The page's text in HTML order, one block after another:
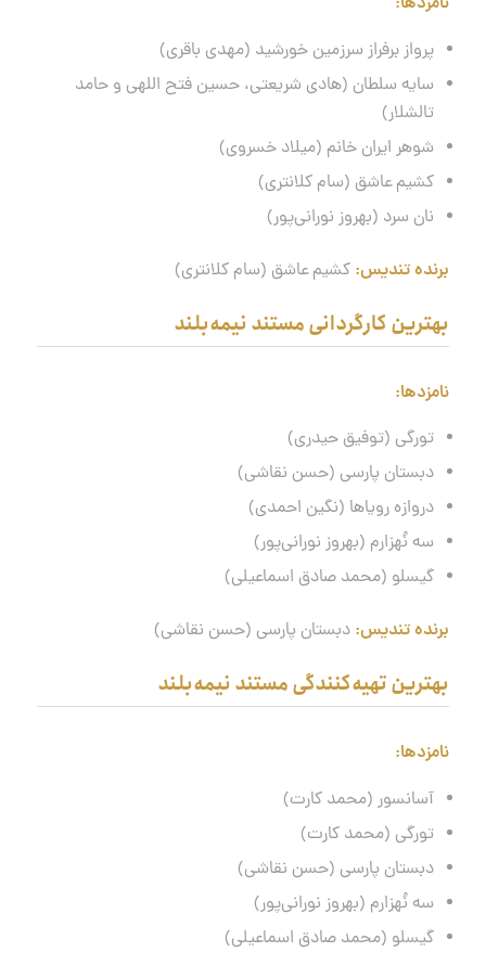
پرواز برفراز سرزمین خورشید (مهدی باقری)
سایه سلطان (هادی شریعتی، حسین فتح اللهی و حامد
تالشلار)
شوهر ایران خانم (میلاد خسروی)
کشیم عاشق (سام کلانتری)
نان سرد (بهروز نورانی‌پور)
برنده تندیس: کشیم عاشق (سام کلانتری)
بهترین کارگردانی مستند نیمه‌بلند
نامزدها:
تورگی (توفیق حیدری)
دبستان پارسی (حسن نقاشی)
دروازه رویاها (نگین احمدی)
سه نُهزارم (بهروز نورانی‌پور)
گیسلو (محمد صادق اسماعیلی)
برنده تندیس: دبستان پارسی (حسن نقاشی)
بهترین تهیه‌کنندگی مستند نیمه‌بلند
نامزدها:
آسانسور (محمد کارت)
تورگی (محمد کارت)
دبستان پارسی (حسن نقاشی)
سه نُهزارم (بهروز نورانی‌پور)
گیسلو (محمد صادق اسماعیلی)